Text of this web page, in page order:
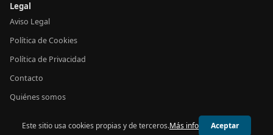
Legal
Aviso Legal
Política de Cookies
Política de Privacidad
Contacto
Quiénes somos
© 2026 24h Cantabria
Este sitio usa cookies propias y de terceros.Más info Aceptar